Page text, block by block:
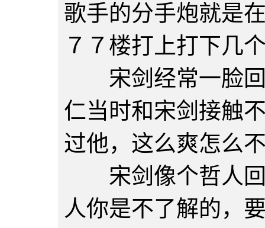
歌手的分手炮就是
７７楼打上打下几
宋剑经常一脸回
仁当时和宋剑接触
过他，这么爽怎么
宋剑像个哲人回
人你是不了解的，